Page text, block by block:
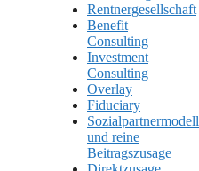
Rentnergesellschaft
Benefit
Consulting
Investment
Consulting
Overlay
Fiduciary
Sozialpartnermodell
und reine
Beitragszusage